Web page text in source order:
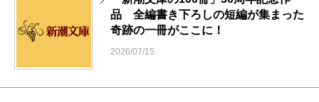
品 全編書き下ろしの短編が集まった
奇跡の一冊がここに！
2026/07/15